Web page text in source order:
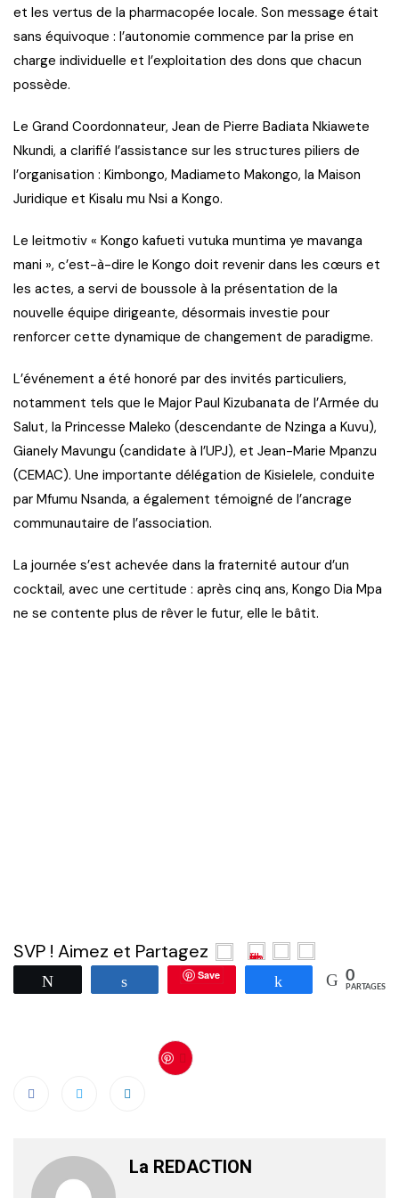
et les vertus de la pharmacopée locale. Son message était
sans équivoque : l’autonomie commence par la prise en
charge individuelle et l’exploitation des dons que chacun
possède.
Le Grand Coordonnateur, Jean de Pierre Badiata Nkiawete
Nkundi, a clarifié l’assistance sur les structures piliers de
l’organisation : Kimbongo, Madiameto Makongo, la Maison
Juridique et Kisalu mu Nsi a Kongo.
Le leitmotiv « Kongo kafueti vutuka muntima ye mavanga
mani », c’est-à-dire le Kongo doit revenir dans les cœurs et
les actes, a servi de boussole à la présentation de la
nouvelle équipe dirigeante, désormais investie pour
renforcer cette dynamique de changement de paradigme.
L’événement a été honoré par des invités particuliers,
notamment tels que le Major Paul Kizubanata de l’Armée du
Salut, la Princesse Maleko (descendante de Nzinga a Kuvu),
Gianely Mavungu (candidate à l’UPJ), et Jean-Marie Mpanzu
(CEMAC). Une importante délégation de Kisielele, conduite
par Mfumu Nsanda, a également témoigné de l’ancrage
communautaire de l’association.
La journée s’est achevée dans la fraternité autour d’un
cocktail, avec une certitude : après cinq ans, Kongo Dia Mpa
ne se contente plus de rêver le futur, elle le bâtit.
SVP ! Aimez et Partagez
Partagez Save Partagez 0
PARTAGES
La REDACTION